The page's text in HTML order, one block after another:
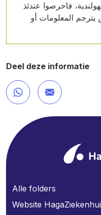
فاحرصوا عندئذ
المعلومات أو
Deel deze informatie
Alle folders
Website